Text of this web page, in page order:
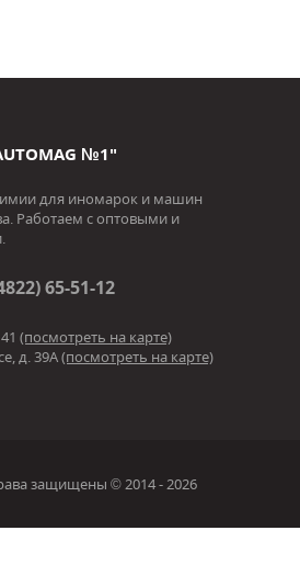
№1"
для иномарок и машин
Работаем с оптовыми и
65-51-12
(посмотреть на карте)
д. 39А(посмотреть на карте)
защищены © 2014 - 2026